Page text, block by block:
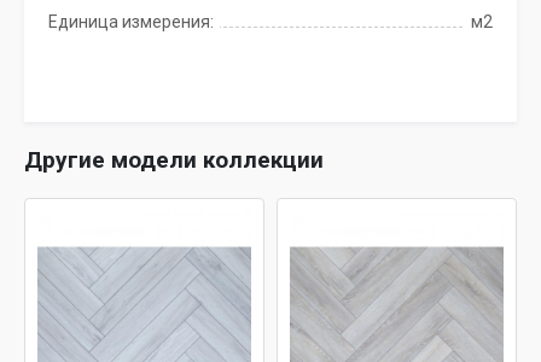
Единица измерения:
м2
Другие модели коллекции